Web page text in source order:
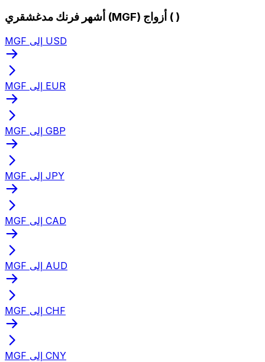
أشهر فرنك مدغشقري (MGF) أزواج ( )
MGF إلى USD
MGF إلى EUR
MGF إلى GBP
MGF إلى JPY
MGF إلى CAD
MGF إلى AUD
MGF إلى CHF
MGF إلى CNY